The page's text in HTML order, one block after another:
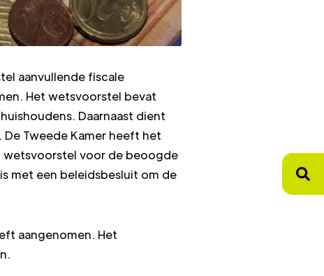
aanvullende fiscale
Het wetsvoorstel bevat
Daarnaast dient
Tweede Kamer heeft het
wetsvoorstel voor de beoogde
met een beleidsbesluit om de
aangenomen. Het